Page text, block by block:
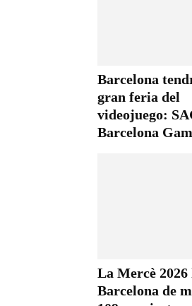
Barcelona
gran feria del
videojuego:
Barcelona
La Mercè
Barcelona de